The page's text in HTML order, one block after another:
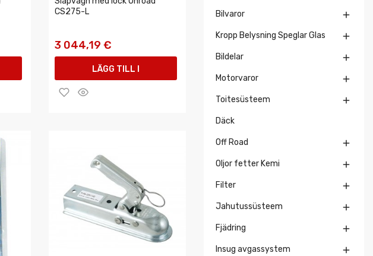
CS275-L
3 044,19 €
LÄGG TILL I
VARUKORGEN
Bilvaror 
Kropp Belysning Speglar Glas 
Bildelar 
Motorvaror 
Toitesüsteem 
Däck
Off Road 
Oljor fetter Kemi 
Filter 
Jahutussüsteem 
Fjädring 
Insug avgassystem 